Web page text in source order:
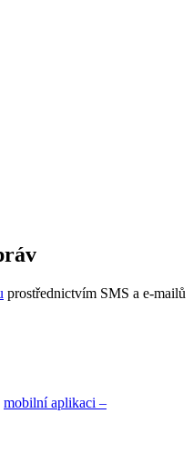
prostřednictvím SMS a e-mailů
mobilní aplikaci –